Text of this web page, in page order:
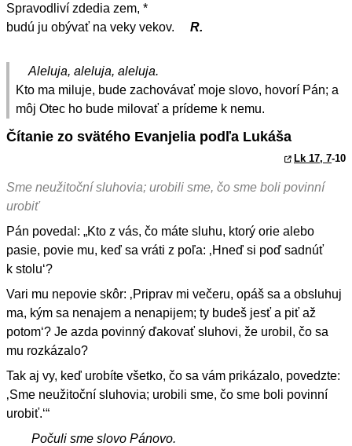
Spravodliví zdedia zem, *
budú ju obývať na veky vekov.
R.
Aleluja, aleluja, aleluja.
Kto ma miluje, bude zachovávať moje slovo, hovorí Pán; a
môj Otec ho bude milovať a prídeme k nemu.
Čítanie zo svätého Evanjelia podľa Lukáša
Lk 17, 7-10
Sme neužitoční sluhovia; urobili sme, čo sme boli povinní
urobiť
Pán povedal: „Kto z vás, čo máte sluhu, ktorý orie alebo
pasie, povie mu, keď sa vráti z poľa: ‚Hneď si poď sadnúť
k stolu‘?
Vari mu nepovie skôr: ‚Priprav mi večeru, opáš sa a obsluhuj
ma, kým sa nenajem a nenapijem; ty budeš jesť a piť až
potom‘? Je azda povinný ďakovať sluhovi, že urobil, čo sa
mu rozkázalo?
Tak aj vy, keď urobíte všetko, čo sa vám prikázalo, povedzte:
‚Sme neužitoční sluhovia; urobili sme, čo sme boli povinní
urobiť.‘“
Počuli sme slovo Pánovo.